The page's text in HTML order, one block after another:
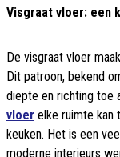
Visgraat vloer: een
De visgraat vloer
Dit patroon, bekend
diepte en richting toe
vloer elke ruimte kan
keuken. Het is een
moderne interieurs